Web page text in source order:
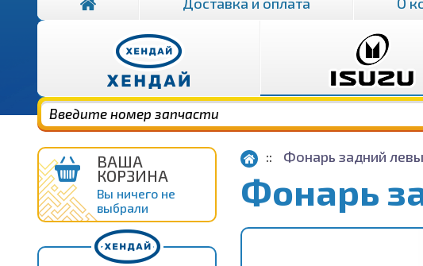
ВАША
КОРЗИНА
Вы ничего не
выбрали
Фонарь задний
Фонарь